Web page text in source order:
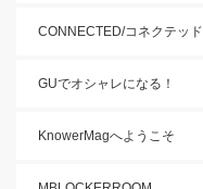
CONNECTED/コネクテッド
GUでオシャレになる！
KnowerMagへようこそ